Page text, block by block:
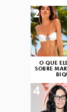
O QUE
SOBRE
2
4